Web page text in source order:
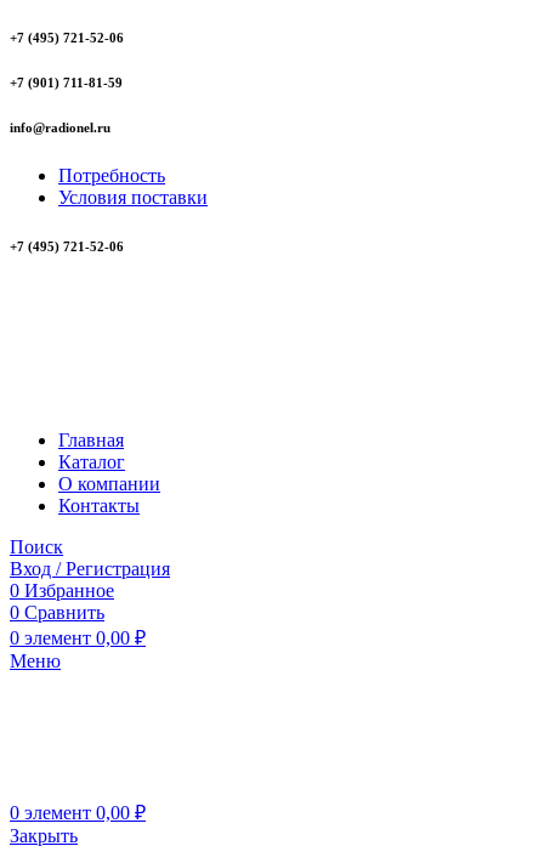
+7 (495) 721-52-06
+7 (901) 711-81-59
info@radionel.ru
Потребность
Условия поставки
+7 (495) 721-52-06
Главная
Каталог
О компании
Контакты
Поиск
Вход / Регистрация
0 Избранное
0 Сравнить
0 элемент 0,00 ₽
Меню
0 элемент 0,00 ₽
Закрыть